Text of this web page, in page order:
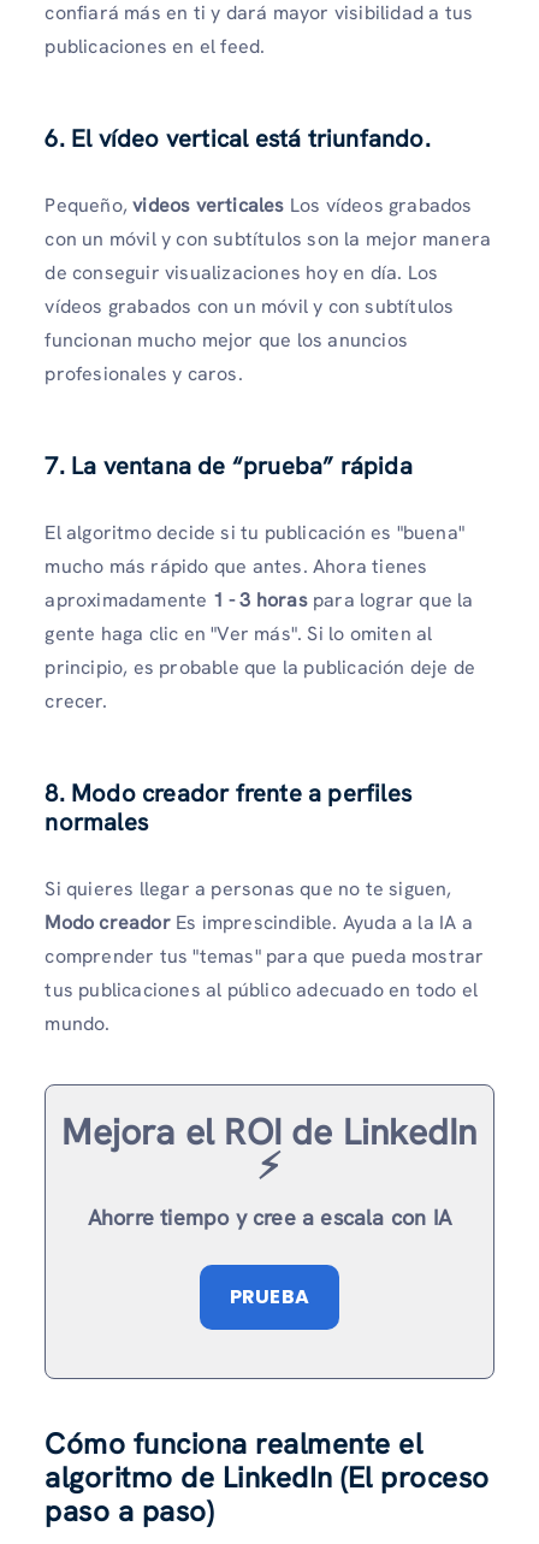
confiará más en ti y dará mayor visibilidad a tus
publicaciones en el feed.
6. El vídeo vertical está triunfando.
Pequeño,videos verticales Los vídeos grabados
con un móvil y con subtítulos son la mejor manera
de conseguir visualizaciones hoy en día. Los
vídeos grabados con un móvil y con subtítulos
funcionan mucho mejor que los anuncios
profesionales y caros.
7. La ventana de “prueba” rápida
El algoritmo decide si tu publicación es "buena"
mucho más rápido que antes. Ahora tienes
aproximadamente 1 - 3 horas para lograr que la
gente haga clic en "Ver más". Si lo omiten al
principio, es probable que la publicación deje de
crecer.
8. Modo creador frente a perfiles
normales
Si quieres llegar a personas que no te siguen,
Modo creadorEs imprescindible. Ayuda a la IA a
comprender tus "temas" para que pueda mostrar
tus publicaciones al público adecuado en todo el
mundo.
Mejora el ROI de LinkedIn
⚡️
Ahorre tiempo y cree a escala con IA
PRUEBA
Cómo funciona realmente el
algoritmo de LinkedIn (El proceso
paso a paso)